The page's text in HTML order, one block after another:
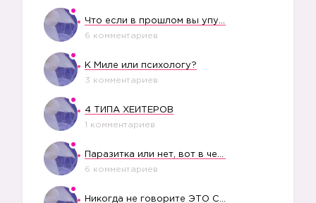
6 комментариев
К Миле или психологу?
3 комментариев
4 ТИПА ХЕЙТЕРОВ
1 комментариев
6 комментариев